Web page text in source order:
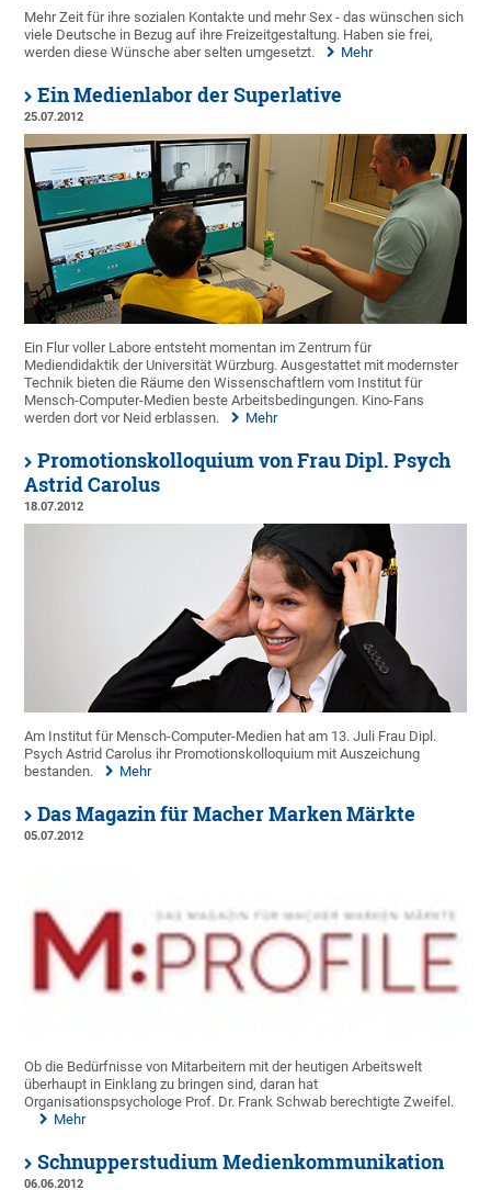
Mehr Zeit für ihre sozialen Kontakte und mehr Sex - das wünschen sich
viele Deutsche in Bezug auf ihre Freizeitgestaltung. Haben sie frei,
werden diese Wünsche aber selten umgesetzt.
Mehr
Ein Medienlabor der Superlative
25.07.2012
Ein Flur voller Labore entsteht momentan im Zentrum für
Mediendidaktik der Universität Würzburg. Ausgestattet mit modernster
Technik bieten die Räume den Wissenschaftlern vom Institut für
Mensch-Computer-Medien beste Arbeitsbedingungen. Kino-Fans
werden dort vor Neid erblassen.
Mehr
Promotionskolloquium von Frau Dipl. Psych
Astrid Carolus
18.07.2012
Am Institut für Mensch-Computer-Medien hat am 13. Juli Frau Dipl.
Psych Astrid Carolus ihr Promotionskolloquium mit Auszeichung
bestanden.
Mehr
Das Magazin für Macher Marken Märkte
05.07.2012
Ob die Bedürfnisse von Mitarbeitern mit der heutigen Arbeitswelt
überhaupt in Einklang zu bringen sind, daran hat
Organisationspsychologe Prof. Dr. Frank Schwab berechtigte Zweifel.
Mehr
Schnupperstudium Medienkommunikation
06.06.2012